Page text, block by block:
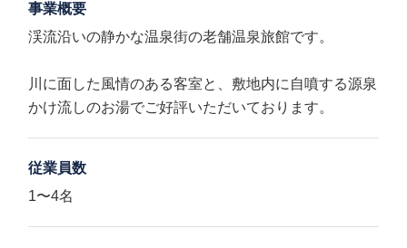
事業概要
渓流沿いの静かな温泉街の老舗温泉旅館です。
川に面した風情のある客室と、敷地内に自噴する源泉
かけ流しのお湯でご好評いただいております。
従業員数
1〜4名